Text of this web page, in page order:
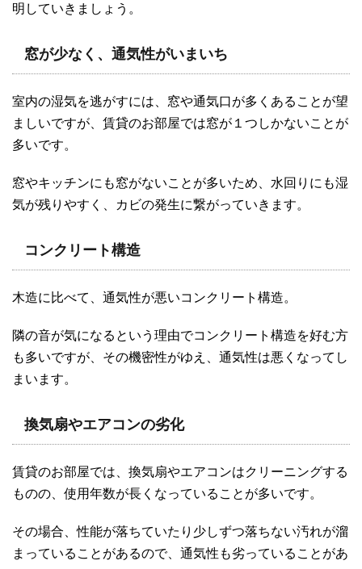
明していきましょう。
窓が少なく、通気性がいまいち
室内の湿気を逃がすには、窓や通気口が多くあることが望
ましいですが、賃貸のお部屋では窓が１つしかないことが
多いです。
窓やキッチンにも窓がないことが多いため、水回りにも湿
気が残りやすく、カビの発生に繋がっていきます。
コンクリート構造
木造に比べて、通気性が悪いコンクリート構造。
隣の音が気になるという理由でコンクリート構造を好む方
も多いですが、その機密性がゆえ、通気性は悪くなってし
まいます。
換気扇やエアコンの劣化
賃貸のお部屋では、換気扇やエアコンはクリーニングする
ものの、使用年数が長くなっていることが多いです。
その場合、性能が落ちていたり少しずつ落ちない汚れが溜
まっていることがあるので、通気性も劣っていることがあ